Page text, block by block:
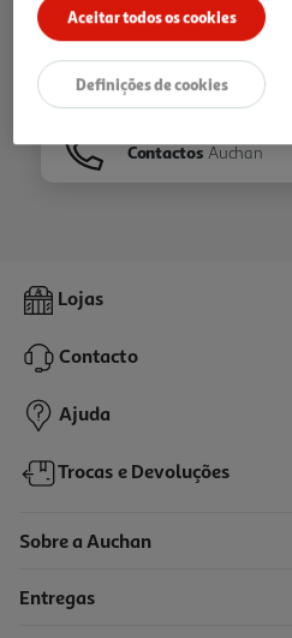
Folhetos
Contactos Auchan
Lojas
Contacto
Ajuda
Trocas e Devoluções
Sobre a Auchan
Entregas
Aceitar todos os cookies
Definições de cookies